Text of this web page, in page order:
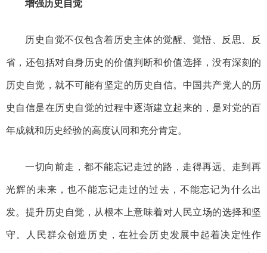
增强历史自觉
历史自觉不仅包含着历史主体的觉醒、觉悟、反思、反
省，还包括对自身历史的价值判断和价值选择，没有深刻的
历史自觉，就不可能有坚定的历史自信。中国共产党人的历
史自信是在历史自觉的过程中逐渐建立起来的，是对党的百
年成就和历史经验的高度认同和充分肯定。
一切向前走，都不能忘记走过的路，走得再远、走到再
光辉的未来，也不能忘记走过的过去，不能忘记为什么出
发。提升历史自觉，从根本上意味着对人民立场的选择和坚
守。人民群众创造历史，在社会历史发展中起着决定性作